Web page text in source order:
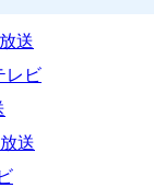
送
レビ
送